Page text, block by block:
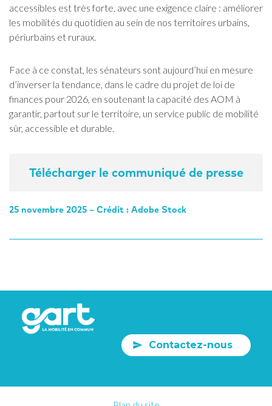
accessibles est très forte, avec une exigence claire : améliorer
les mobilités du quotidien au sein de nos territoires urbains,
périurbains et ruraux.
Face à ce constat, les sénateurs sont aujourd’hui en mesure
d’inverser la tendance, dans le cadre du projet de loi de
finances pour 2026, en soutenant la capacité des AOM à
garantir, partout sur le territoire, un service public de mobilité
sûr, accessible et durable.
Télécharger le communiqué de presse
25 novembre 2025 – Crédit : Adobe Stock
Contactez-nous